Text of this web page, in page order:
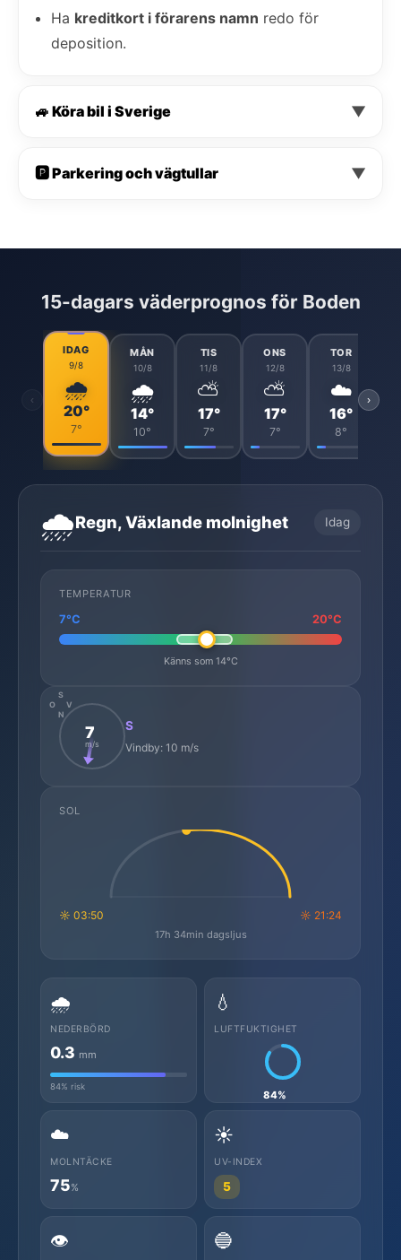
Ha kreditkort i förarens namn redo för
deposition.
🚙 Köra bil i Sverige ▼
🅿️ Parkering och vägtullar ▼
15-dagars väderprognos för Boden
‹
IDAG
9/8
🌧️
20°
7°
MÅN
10/8
🌧️
14°
10°
TIS
11/8
⛅
17°
7°
ONS
12/8
⛅
17°
7°
TOR
13/8
☁️
16°
8°
›
🌧️Regn, Växlande molnighet Idag
TEMPERATUR
7°C 20°C
Känns som 14°C
N
S
O
V
7
m/s
S
Vindby: 10 m/s
SOL
☼ 03:50 ☼ 21:24
17h 34min dagsljus
🌧️
NEDERBÖRD
0.3 mm
84% risk
💧
LUFTFUKTIGHET
84%
☁️
MOLNTÄCKE
75%
☀️
UV-INDEX
5
👁️ 🔵